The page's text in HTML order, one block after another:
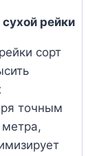
рейки
сорт
точным